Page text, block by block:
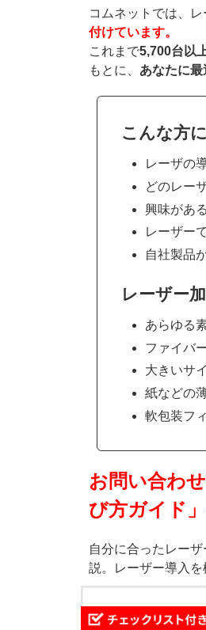
コムネットでは、
付けています。
これまで5,700台以
もとに、 あなたに最
こんな方
レーザの
どのレー
興味があ
レーザー
自社製品
レーザー
あらゆる
ファイバ
大きいサ
紙などの
軟包装フ
お問い合わ
び方ガイド
自分に合ったレー
説。レーザー導入